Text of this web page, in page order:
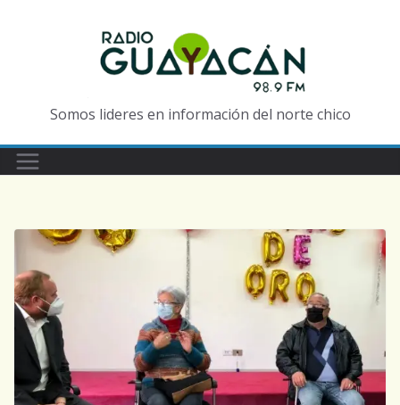
Somos lideres en información del norte chico